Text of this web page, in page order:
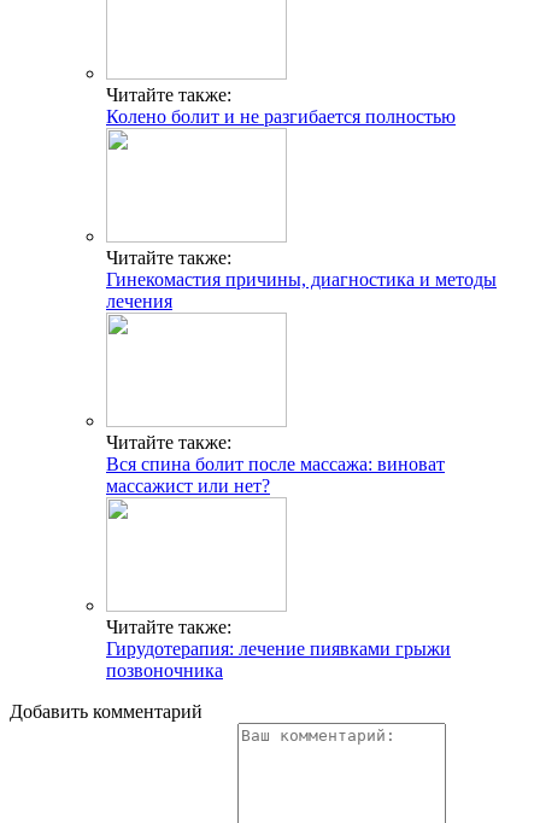
Читайте также:
Колено болит и не разгибается полностью
Читайте также:
Гинекомастия причины, диагностика и методы
лечения
Читайте также:
Вся спина болит после массажа: виноват
массажист или нет?
Читайте также:
Гирудотерапия: лечение пиявками грыжи
позвоночника
Добавить комментарий